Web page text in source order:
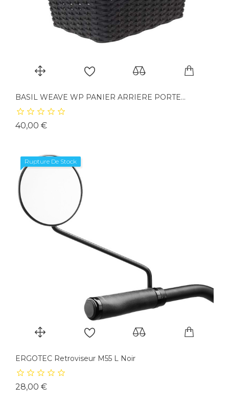
BASIL WEAVE WP PANIER ARRIERE PORTE...
40,00 €Prix
Rupture De Stock
ERGOTEC Retroviseur M55 L Noir
28,00 €Prix